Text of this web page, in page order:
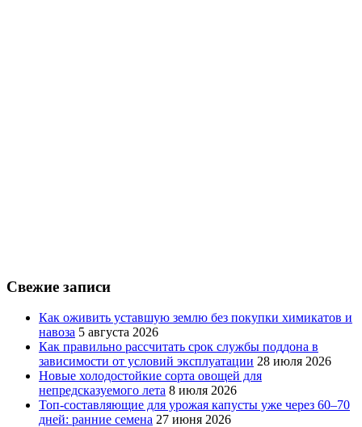
Свежие записи
Как оживить уставшую землю без покупки химикатов и
навоза 5 августа 2026
Как правильно рассчитать срок службы поддона в
зависимости от условий эксплуатации 28 июля 2026
Новые холодостойкие сорта овощей для
непредсказуемого лета 8 июля 2026
Топ-составляющие для урожая капусты уже через 60–70
дней: ранние семена 27 июня 2026